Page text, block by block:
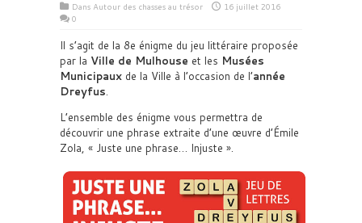
Dans Autour des chasses au trésor
16 juillet 2016
0
Il s’agit de la 8e énigme du jeu littéraire proposée
par la Ville de Mulhouse et les Musées
Municipaux de la Ville à l’occasion de l’année
Dreyfus.
L’ensemble des énigme vous permettra de
découvrir une phrase extraite d’une œuvre d’Émile
Zola, « Juste une phrase… Injuste ».